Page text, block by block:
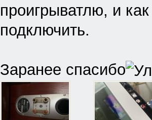
проигрыватлю, и
подключить.
Заранее спасибо